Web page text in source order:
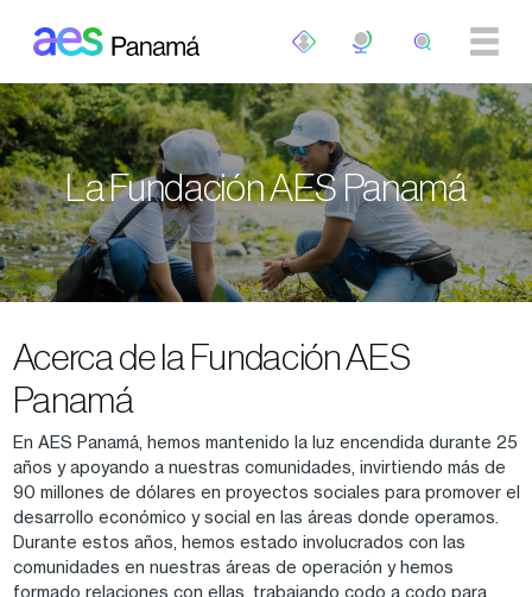
La Fundación AES Panamá
Acerca de la Fundación AES
Panamá
En AES Panamá, hemos mantenido la luz encendida durante 25
años y apoyando a nuestras comunidades, invirtiendo más de
90 millones de dólares en proyectos sociales para promover el
desarrollo económico y social en las áreas donde operamos.
Durante estos años, hemos estado involucrados con las
comunidades en nuestras áreas de operación y hemos
formado relaciones con ellas, trabajando codo a codo para